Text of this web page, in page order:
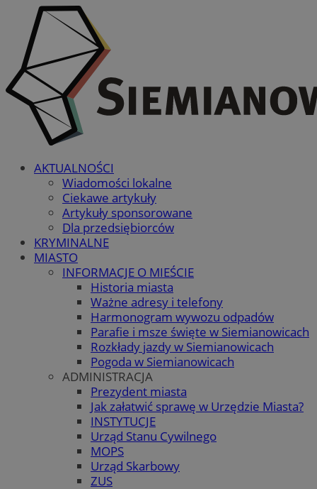
AKTUALNOŚCI
Wiadomości lokalne
Ciekawe artykuły
Artykuły sponsorowane
Dla przedsiębiorców
KRYMINALNE
MIASTO
INFORMACJE O MIEŚCIE
Historia miasta
Ważne adresy i telefony
Harmonogram wywozu odpadów
Parafie i msze święte w Siemianowicach
Rozkłady jazdy w Siemianowicach
Pogoda w Siemianowicach
ADMINISTRACJA
Prezydent miasta
Jak załatwić sprawę w Urzędzie Miasta?
INSTYTUCJE
Urząd Stanu Cywilnego
MOPS
Urząd Skarbowy
ZUS